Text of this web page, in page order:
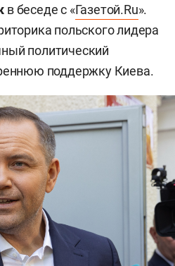
в беседе с «Газетой.Ru».
польского лидера
политический
поддержку Киева.